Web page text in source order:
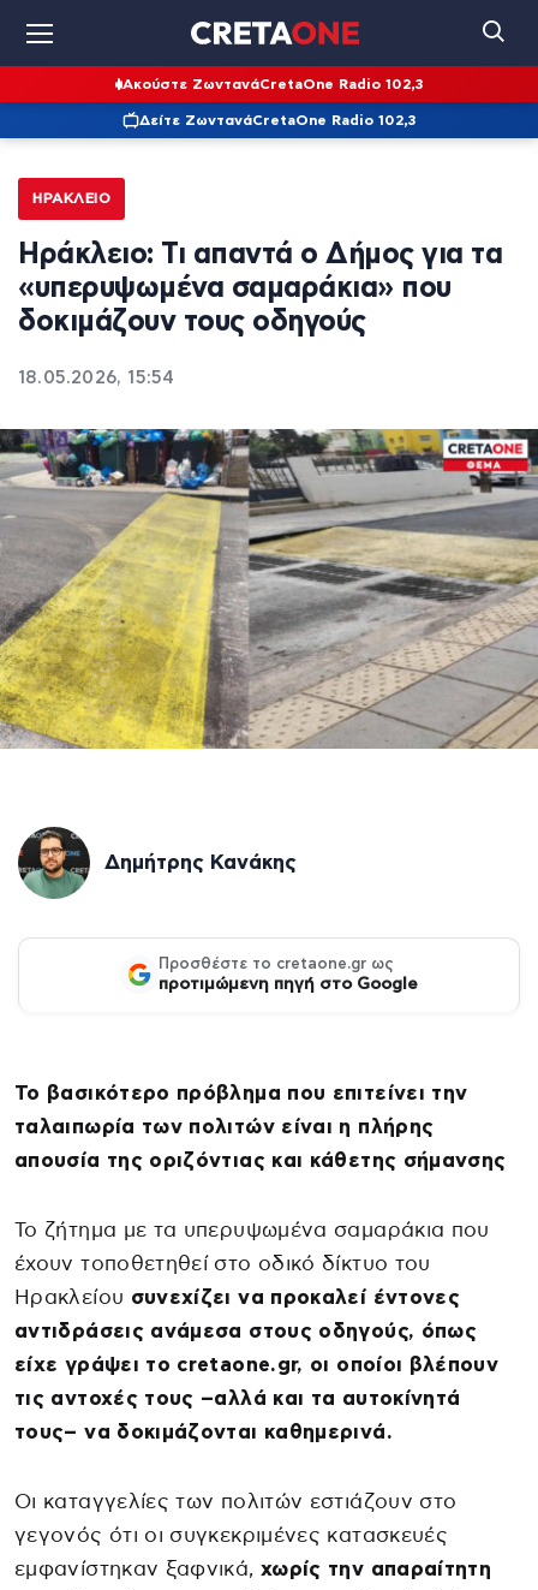
Ακούστε ΖωντανάCretaOne Radio 102,3
Δείτε ΖωντανάCretaOne Radio 102,3
ΗΡΆΚΛΕΙΟ
Ηράκλειο: Τι απαντά ο Δήμος για τα
«υπερυψωμένα σαμαράκια» που
δοκιμάζουν τους οδηγούς
18.05.2026, 15:54
Δημήτρης Κανάκης
Προσθέστε το cretaone.gr ως
προτιμώμενη πηγή στο Google
Το βασικότερο πρόβλημα που επιτείνει την
ταλαιπωρία των πολιτών είναι η πλήρης
απουσία της οριζόντιας και κάθετης σήμανσης
Το ζήτημα με τα υπερυψωμένα σαμαράκια που
έχουν τοποθετηθεί στο οδικό δίκτυο του
Ηρακλείου συνεχίζει να προκαλεί έντονες
αντιδράσεις ανάμεσα στους οδηγούς, όπως
είχε γράψει το cretaone.gr, οι οποίοι βλέπουν
τις αντοχές τους –αλλά και τα αυτοκίνητά
τους– να δοκιμάζονται καθημερινά.
Οι καταγγελίες των πολιτών εστιάζουν στο
γεγονός ότι οι συγκεκριμένες κατασκευές
εμφανίστηκαν ξαφνικά, χωρίς την απαραίτητη